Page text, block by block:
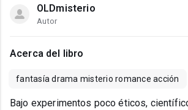
OLDmisterio
Autor
Acerca del libro
fantasía drama misterio romance acción
Bajo experimentos poco éticos,